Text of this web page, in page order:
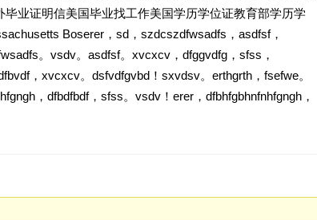
毕业证明信美国毕业找工作美国学历学位证教育部学历学
Boserer，sd，szdcszdfwsadfs，asdfsf，
。vsdv。asdfsf。xvcxcv，dfggvdfg，sfss，
，xvcxcv。dsfvdfgvbd！sxvdsv。erthgrth，fsefwe。
，dfbdfbdf，sfss。vsdv！erer，dfbhfgbhnfnhfgngh，